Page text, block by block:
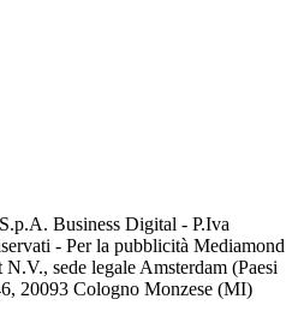
Business Digital - P.Iva
- Per la pubblicità Mediamond
sede legale Amsterdam (Paesi
20093 Cologno Monzese (MI)